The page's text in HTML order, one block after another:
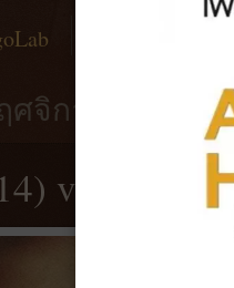
ศจิกายน พ.ศ.
vs Motu